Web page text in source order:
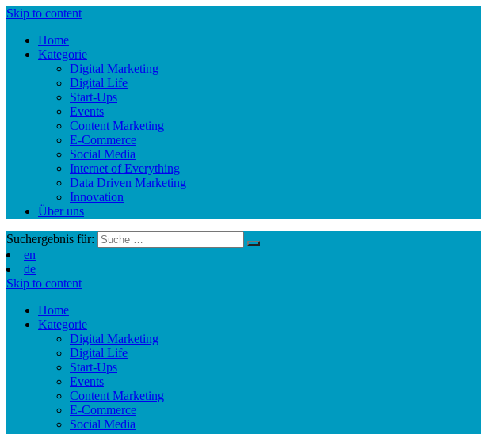
Skip to content
Home
Kategorie
Digital Marketing
Digital Life
Start-Ups
Events
Content Marketing
E-Commerce
Social Media
Internet of Everything
Data Driven Marketing
Innovation
Über uns
Suchergebnis für:
en
de
Skip to content
Home
Kategorie
Digital Marketing
Digital Life
Start-Ups
Events
Content Marketing
E-Commerce
Social Media